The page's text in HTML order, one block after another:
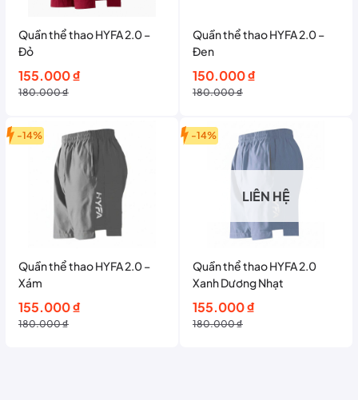
Quần thể thao HYFA 2.0 –
Đỏ
180.000₫
Giá
gốc
180.000 ₫.
155.000₫
Giá
hiện
là:
155.000 ₫.
Quần thể thao HYFA 2.0 –
Đen
180.000₫
Giá
gốc
180.000 ₫.
150.000₫
Giá
hiện
là:
150.000 ₫.
-14%
Quần thể thao HYFA 2.0 –
Xám
180.000₫
Giá
gốc
155.000₫
Giá
hiện
-14%
LIÊN HỆ
Quần thể thao HYFA 2.0
Xanh Dương Nhạt
180.000₫
Giá
gốc
155.000₫
Giá
hiện